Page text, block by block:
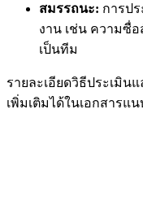
สมรรถนะ: การป
งาน เช่น ความซื่
เป็นทีม
รายละเอียดวิธีประเมิน
เพิ่มเติมได้ในเอกสารแน